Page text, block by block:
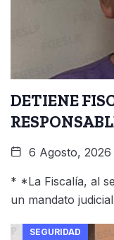
DETIENE
6 Agosto, 2026
* *La Fiscalía, al
un mandato
SEGURIDAD